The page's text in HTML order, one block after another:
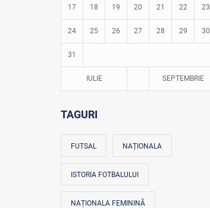
17 18 19 20 21 22 23
24 25 26 27 28 29 30
31
IULIE SEPTEMBRIE
TAGURI
FUTSAL NAȚIONALA
ISTORIA FOTBALULUI
NAȚIONALA FEMININĂ